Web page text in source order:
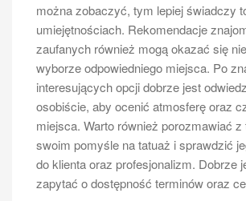
można zobaczyć, tym lepiej świadczy
umiejętnościach. Rekomendacje
zaufanych również mogą okazać się
wyborze odpowiedniego miejsca. Po
interesujących opcji dobrze jest
osobiście, aby ocenić atmosferę oraz
miejsca. Warto również porozmawiać z
swoim pomyśle na tatuaż i sprawdzić
do klienta oraz profesjonalizm. Dobrze
zapytać o dostępność terminów oraz